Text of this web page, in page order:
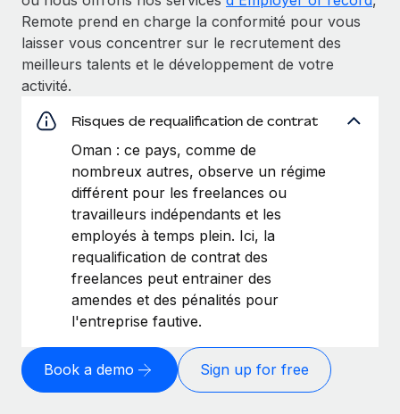
Remote prend en charge la conformité pour vous
laisser vous concentrer sur le recrutement des
meilleurs talents et le développement de votre
activité.
Risques de requalification de contrat
Oman : ce pays, comme de
nombreux autres, observe un régime
différent pour les freelances ou
travailleurs indépendants et les
employés à temps plein. Ici, la
requalification de contrat des
freelances peut entrainer des
amendes et des pénalités pour
l'entreprise fautive.
Book a demo Sign up for free